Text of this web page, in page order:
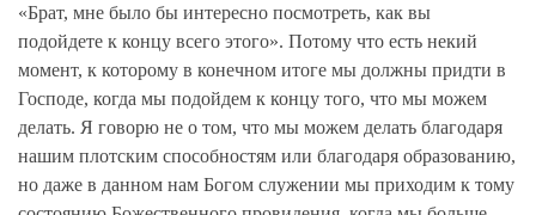
«Брат, мне было бы интересно посмотреть, как вы
подойдете к концу всего этого». Потому что есть некий
момент, к которому в конечном итоге мы должны придти в
Господе, когда мы подойдем к концу того, что мы можем
делать. Я говорю не о том, что мы можем делать благодаря
нашим плотским способностям или благодаря образованию,
но даже в данном нам Богом служении мы приходим к тому